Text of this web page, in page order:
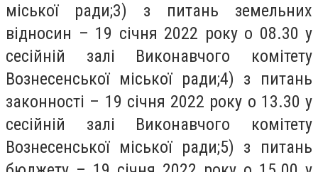
міської ради;3) з питань земельних
відносин – 19 січня 2022 року о 08.30 у
сесійній залі Виконавчого комітету
Вознесенської міської ради;4) з питань
законності – 19 січня 2022 року о 13.30 у
сесійній залі Виконавчого комітету
Вознесенської міської ради;5) з питань